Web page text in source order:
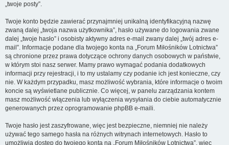
„twoje posty”.
Twoje konto będzie zawierać przynajmniej unikalną identyfikacyjną nazwę
zwaną dalej „twoja nazwa użytkownika”, hasło używane do logowania zwane
dalej „twoje hasło” i osobisty aktywny adres e-mail zwany dalej „twój adres e-
mail”. Informacje podane dla twojego konta na „Forum Miłośników Lotnictwa”
są chronione przez prawa dotyczące ochrony danych osobowych w państwie,
w którym stoi nasz serwer. Mamy prawo wymagać podania dodatkowych
informacji przy rejestracji, i to my ustalamy czy podanie ich jest konieczne, czy
nie. W każdym przypadku, masz możliwość wybrania, które informacje o twoim
koncie są wyświetlane publicznie. Co więcej, w panelu zarządzania kontem
masz możliwość włączenia lub wyłączenia wysyłania do ciebie automatycznie
generowanych przez oprogramowanie phpBB e-maili.
Twoje hasło jest zaszyfrowane, więc jest bezpieczne, niemniej nie należy
używać tego samego hasła na różnych witrynach internetowych. Hasło to
umożliwia dostęp do twojego konta na „Forum Miłośników Lotnictwa”, więc